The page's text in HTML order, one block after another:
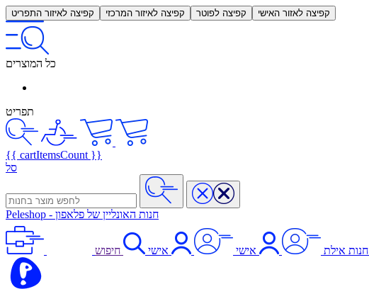
קפיצה לאיזור התפריט קפיצה לאיזור המרכזי קפיצה לפוטר קפיצה לאזור האישי
כל המוצרים
תפריט
{{ cartItemsCount }}
סל
Peleshop - חנות האונליין של פלאפון
חנות אילת אישי אישי חיפוש